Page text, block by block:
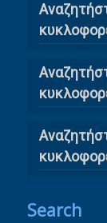
Search